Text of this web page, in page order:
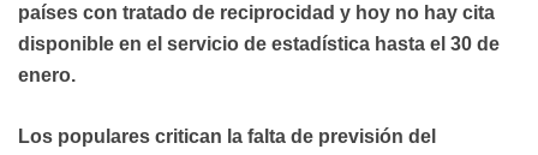
países con tratado de reciprocidad y hoy no hay cita
disponible en el servicio de estadística hasta el 30 de
enero.
Los populares critican la falta de previsión del